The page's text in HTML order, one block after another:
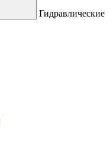
Гидравлические